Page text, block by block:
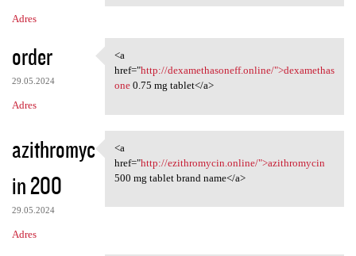
Adres
order
29.05.2024
Adres
<a href="http:/
<a
href="http://dexamethasoneff.online/">dexamethas
one0.75 mg tablet</a>
azithromyc
in 200
29.05.2024
Adres
<a href="http://ezithromycin
<a
href="http://ezithromycin.online/">azithromycin
500 mg tablet brand name</a>